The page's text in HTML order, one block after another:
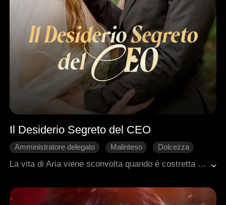
Il Desiderio Segreto del CEO
Amministratore delegato Malinteso
Dolcezza
La vita di Aria viene sconvolta quando è costretta a un matrimonio con il notorio playboy Leander Miller, in cambio della libertà di sua zia dal carcere. Mentre si avvicinano, la loro relazione è minacciata da gelosia e avidità. La complicità stretta e apparentemente spontanea tra Lisa e Leander getta un'ombra su Aria, alimentando le sue insicurezze sul suo posto sia nella carriera che nel matrimonio. Lottando per trovare il suo equilibrio, Aria si chiede se le azioni di Leander siano davvero dettate dalla cura o se lei sia solo una pedina in un gioco molto più grande.